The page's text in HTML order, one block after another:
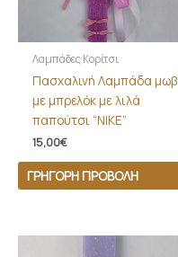
Λαμπάδες Κορίτσι
Πασχαλινή Λαμπάδα μωβ
με μπρελόκ με λιλά
παπούτσι “NIKE”
15,00€
ΓΡΉΓΟΡΗ ΠΡΟΒΟΛΉ